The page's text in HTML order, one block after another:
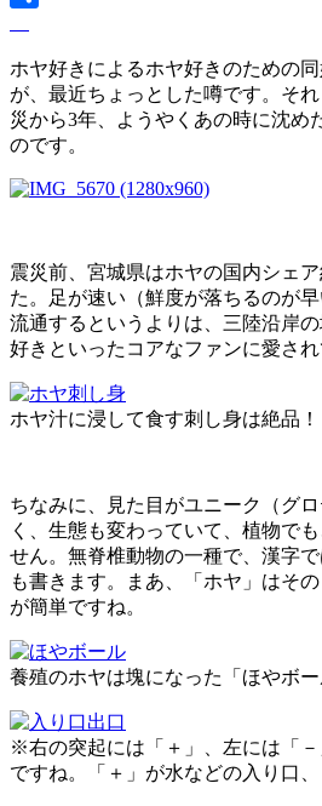
ホヤ好きによるホヤ好きのための同
が、最近ちょっとした噂です。そ
災から3年、ようやくあの時に沈め
のです。
震災前、宮城県はホヤの国内シェ
た。足が速い（鮮度が落ちるのが
流通するというよりは、三陸沿岸
好きといったコアなファンに愛され
ホヤ汁に浸して食す刺し身は絶品！
ちなみに、見た目がユニーク（グ
く、生態も変わっていて、植物で
せん。無脊椎動物の一種で、漢字
も書きます。まあ、「ホヤ」はそ
が簡単ですね。
養殖のホヤは塊になった「ほやボー
※右の突起には「＋」、左には「
ですね。「＋」が水などの入り口、